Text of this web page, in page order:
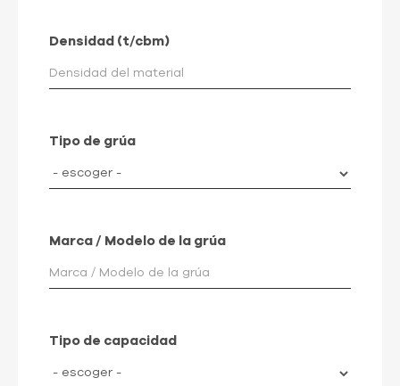
Densidad (t/cbm)
Tipo de grúa
Marca / Modelo de la grúa
Tipo de capacidad